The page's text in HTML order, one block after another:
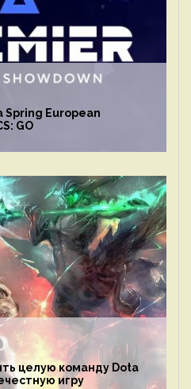
Spring European
GO
целую команду Dota
игру